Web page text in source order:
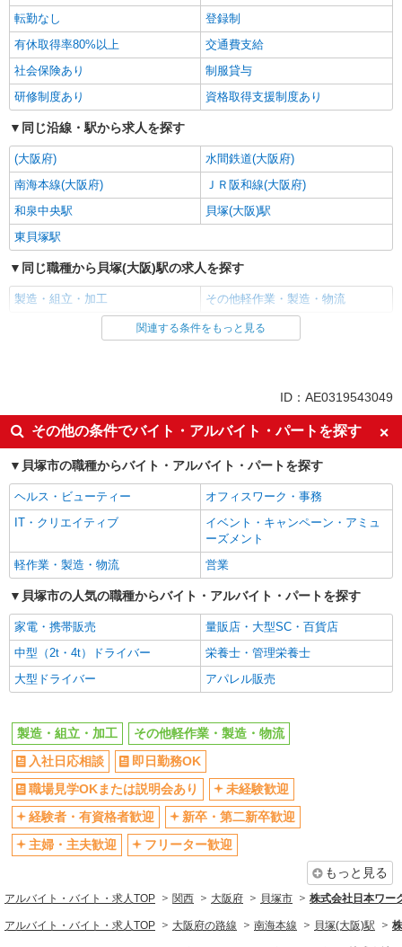
転勤なし
登録制
有休取得率80%以上
交通費支給
社会保険あり
制服貸与
研修制度あり
資格取得支援制度あり
同じ沿線・駅から求人を探す
(大阪府)
水間鉄道(大阪府)
南海本線(大阪府)
ＪＲ阪和線(大阪府)
和泉中央駅
貝塚(大阪)駅
東貝塚駅
同じ職種から貝塚(大阪)駅の求人を探す
製造・組立・加工 その他軽作業・製造・物流
同じ雇用形態から貝塚(大阪)駅の求人を探す
入社日応相談
即日勤務OK
職場見学OKまたは説明会あり
未経験歓迎
経験者・有資格者歓迎
新卒・第二新卒歓迎
主婦・主夫歓迎
フリーター歓迎
学歴不問
ブランクOK
ミドル（40代～）活躍中
エルダー（50代～）活躍中
高収入・高額
昇給あり
週払い
完全週休2日制
年間休日120日以上
土日祝休み
短期（3ヶ月以内）
平日のみ勤務OK
フルタイム歓迎
朝
髪型・髪色自由
禁煙・分煙
食堂・売店あり
バイク通勤OK
自転車通勤OK
残業ほぼなし
残業少なめ（月20h未満）
転勤なし
登録制
社会保険あり
制服貸与
研修制度あり
資格取得支援制度あり
関連する条件をもっと見る
ID：AE0319543049
その他の条件でバイト・アルバイト・パートを探す
貝塚市の職種からバイト・アルバイト・パートを探す
ヘルス・ビューティー
オフィスワーク・事務
IT・クリエイティブ
イベント・キャンペーン・アミュ
ーズメント
軽作業・製造・物流
営業
貝塚市の人気の職種からバイト・アルバイト・パートを探す
家電・携帯販売
量販店・大型SC・百貨店
中型（2t・4t）ドライバー
栄養士・管理栄養士
大型ドライバー
アパレル販売
製造・組立・加工
その他軽作業・製造・物流
入社日応相談
即日勤務OK
職場見学OKまたは説明会あり
未経験歓迎
経験者・有資格者歓迎
新卒・第二新卒歓迎
主婦・主夫歓迎
フリーター歓迎
もっと見る
アルバイト・バイト・求人TOP 関西 大阪府 貝塚市 株式会社日本ワー
アルバイト・バイト・求人TOP 大阪府の路線 南海本線 貝塚(大阪)駅